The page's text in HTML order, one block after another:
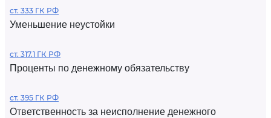
ст. 333 ГК РФ
Уменьшение неустойки
ст. 317.1 ГК РФ
Проценты по денежному обязательству
ст. 395 ГК РФ
Ответственность за неисполнение денежного